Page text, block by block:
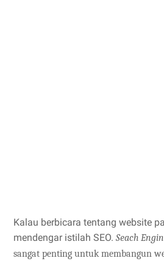
Kalau berbicara tentang website
mendengar istilah SEO. Seach
sangat penting untuk membangun